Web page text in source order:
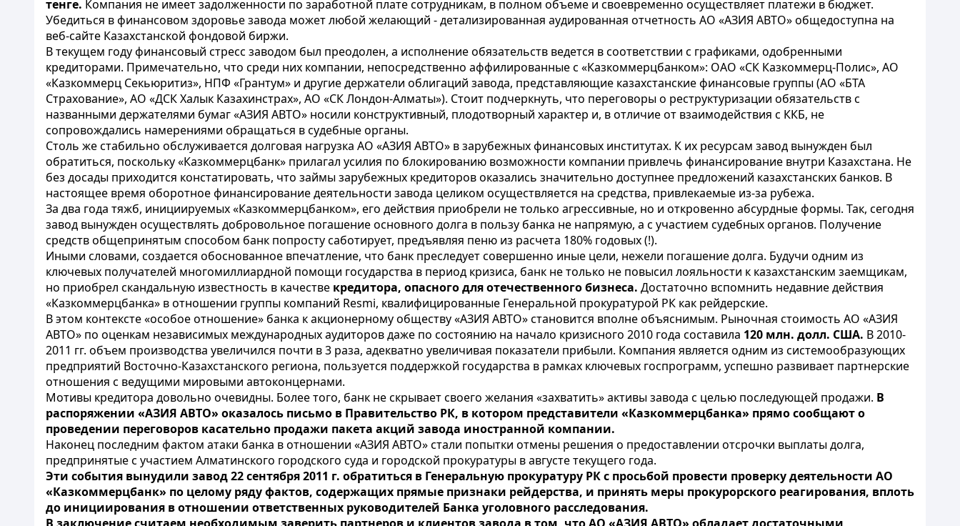
тенге. Компания не имеет задолженности по заработной плате сотрудникам, в полном объеме и своевременно осуществляет платежи в бюджет.
Убедиться в финансовом здоровье завода может любой желающий - детализированная аудированная отчетность АО «АЗИЯ АВТО» общедоступна на
веб-сайте Казахстанской фондовой биржи.
В текущем году финансовый стресс заводом был преодолен, а исполнение обязательств ведется в соответствии с графиками, одобренными
кредиторами. Примечательно, что среди них компании, непосредственно аффилированные с «Казкоммерцбанком»: ОАО «СК Казкоммерц-Полис», АО
«Казкоммерц Секьюритиз», НПФ «Грантум» и другие держатели облигаций завода, представляющие казахстанские финансовые группы (АО «БТА
Страхование», АО «ДСК Халык Казахинстрах», АО «СК Лондон-Алматы»). Стоит подчеркнуть, что переговоры о реструктуризации обязательств с
названными держателями бумаг «АЗИЯ АВТО» носили конструктивный, плодотворный характер и, в отличие от взаимодействия с ККБ, не
сопровождались намерениями обращаться в судебные органы.
Столь же стабильно обслуживается долговая нагрузка АО «АЗИЯ АВТО» в зарубежных финансовых институтах. К их ресурсам завод вынужден был
обратиться, поскольку «Казкоммерцбанк» прилагал усилия по блокированию возможности компании привлечь финансирование внутри Казахстана. Не
без досады приходится констатировать, что займы зарубежных кредиторов оказались значительно доступнее предложений казахстанских банков. В
настоящее время оборотное финансирование деятельности завода целиком осуществляется на средства, привлекаемые из-за рубежа.
За два года тяжб, инициируемых «Казкоммерцбанком», его действия приобрели не только агрессивные, но и откровенно абсурдные формы. Так, сегодня
завод вынужден осуществлять добровольное погашение основного долга в пользу банка не напрямую, а с участием судебных органов. Получение
средств общепринятым способом банк попросту саботирует, предъявляя пеню из расчета 180% годовых (!).
Иными словами, создается обоснованное впечатление, что банк преследует совершенно иные цели, нежели погашение долга. Будучи одним из
ключевых получателей многомиллиардной помощи государства в период кризиса, банк не только не повысил лояльности к казахстанским заемщикам,
но приобрел скандальную известность в качестве кредитора, опасного для отечественного бизнеса. Достаточно вспомнить недавние действия
«Казкоммерцбанка» в отношении группы компаний Resmi, квалифицированные Генеральной прокуратурой РК как рейдерские.
В этом контексте «особое отношение» банка к акционерному обществу «АЗИЯ АВТО» становится вполне объяснимым. Рыночная стоимость АО «АЗИЯ
АВТО» по оценкам независимых международных аудиторов даже по состоянию на начало кризисного 2010 года составила 120 млн. долл. США. В 2010-
2011 гг. объем производства увеличился почти в 3 раза, адекватно увеличивая показатели прибыли. Компания является одним из системообразующих
предприятий Восточно-Казахстанского региона, пользуется поддержкой государства в рамках ключевых госпрограмм, успешно развивает партнерские
отношения с ведущими мировыми автоконцернами.
Мотивы кредитора довольно очевидны. Более того, банк не скрывает своего желания «захватить» активы завода с целью последующей продажи. В
распоряжении «АЗИЯ АВТО» оказалось письмо в Правительство РК, в котором представители «Казкоммерцбанка» прямо сообщают о
проведении переговоров касательно продажи пакета акций завода иностранной компании.
Наконец последним фактом атаки банка в отношении «АЗИЯ АВТО» стали попытки отмены решения о предоставлении отсрочки выплаты долга,
предпринятые с участием Алматинского городского суда и городской прокуратуры в августе текущего года.
Эти события вынудили завод 22 сентября 2011 г. обратиться в Генеральную прокуратуру РК с просьбой провести проверку деятельности АО
«Казкоммерцбанк» по целому ряду фактов, содержащих прямые признаки рейдерства, и принять меры прокурорского реагирования, вплоть
до инициирования в отношении ответственных руководителей Банка уголовного расследования.